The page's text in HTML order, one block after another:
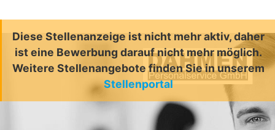
Diese Stellenanzeige ist nicht mehr aktiv, daher
ist eine Bewerbung darauf nicht mehr möglich.
Weitere Stellenangebote finden Sie in unserem
Stellenportal